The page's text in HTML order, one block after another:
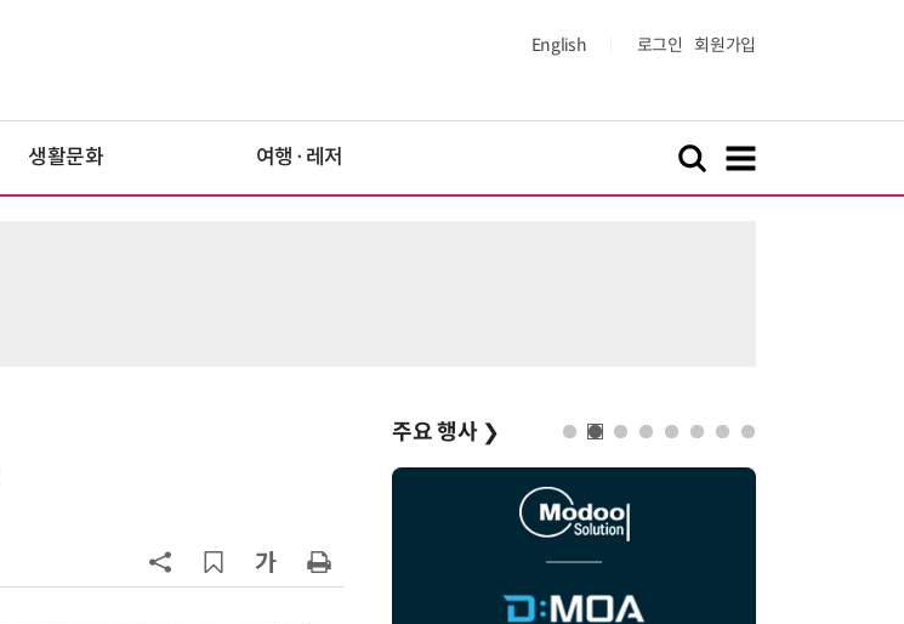
English 로그인 회원가입
생활문화 여행·레저
주요 행사 ❯